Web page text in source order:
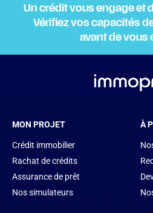
Un crédit vous engage et
Vérifiez vos capacités
avant de vous
MON PROJET
Crédit immobilier
Rachat de crédits
Assurance de prêt
Nos simulateurs
À